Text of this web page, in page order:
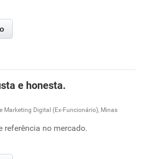
e honesta.
Marketing Digital (Ex-Funcionário), Minas
referência no mercado.